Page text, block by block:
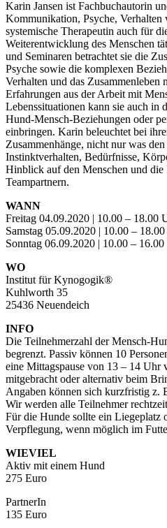
Karin Jansen ist Fachbuchautorin
Kommunikation, Psyche, Verhalten
systemische Therapeutin auch für
Weiterentwicklung des Menschen
und Seminaren betrachtet sie die
Psyche sowie die komplexen
Verhalten und das Zusammenleben
Erfahrungen aus der Arbeit mit
Lebenssituationen kann sie auch in
Hund-Mensch-Beziehungen oder
einbringen. Karin beleuchtet bei
Zusammenhänge, nicht nur was
Instinktverhalten, Bedürfnisse,
Hinblick auf den Menschen und
Teampartnern.
WANN
Freitag 04.09.2020 | 10.00 – 18.00
Samstag 05.09.2020 | 10.00 –
Sonntag 06.09.2020 | 10.00 –
WO
Institut für Kynogogik®
Kuhlworth 35
25436 Neuendeich
INFO
Die Teilnehmerzahl der Mensch-
begrenzt. Passiv können 10
eine Mittagspause von 13 – 14 Uhr
mitgebracht oder alternativ beim
Angaben können sich kurzfristig z.
Wir werden alle Teilnehmer
Für die Hunde sollte ein Liegeplatz
Verpflegung, wenn möglich im
WIEVIEL
Aktiv mit einem Hund
275 Euro
PartnerIn
135 Euro